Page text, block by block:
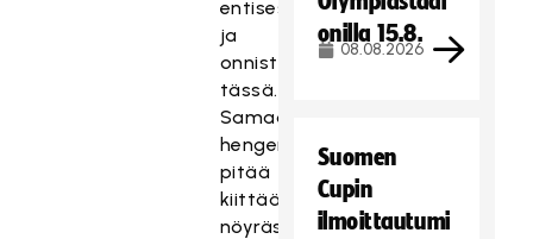
entisestään
ja
onnistuneet
tässä.
Samaan
hengenvetoon
pitää
kiittää
nöyrästi
onilla 15.8.
08.08.2026
Suomen
Cupin
ilmoittautumi